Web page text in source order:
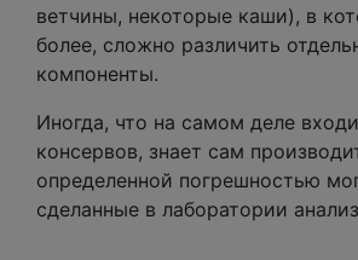
ветчины, некоторые каши), в
более, сложно различить
компоненты.
Иногда, что на самом деле
консервов, знает сам
определенной погрешностью
сделанные в лаборатории